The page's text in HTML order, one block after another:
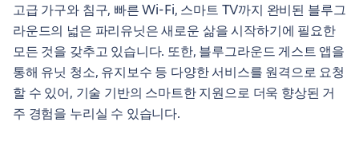
고급 가구와 침구, 빠른 Wi-Fi, 스마트 TV까지 완비된 블루그
라운드의 넓은 파리유닛은 새로운 삶을 시작하기에 필요한
모든 것을 갖추고 있습니다. 또한, 블루그라운드 게스트 앱을
통해 유닛 청소, 유지보수 등 다양한 서비스를 원격으로 요청
할 수 있어, 기술 기반의 스마트한 지원으로 더욱 향상된 거
주 경험을 누리실 수 있습니다.